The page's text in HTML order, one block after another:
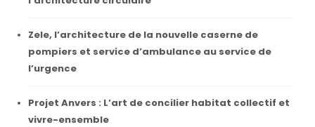
Zele, l’architecture de la nouvelle caserne de
pompiers et service d’ambulance au service de
l’urgence
Projet Anvers : L’art de concilier habitat collectif et
vivre-ensemble